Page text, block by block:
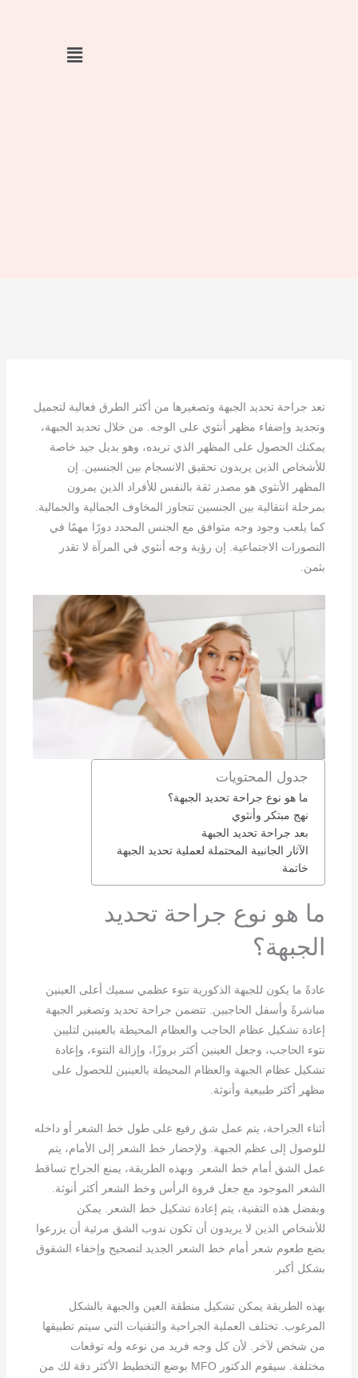
تعد جراحة تحديد الجبهة وتصغيرها من أكثر الطرق فعالية لتجميل
وتجديد وإضفاء مظهر أنثوي على الوجه. من خلال تحديد الجبهة،
يمكنك الحصول على المظهر الذي تريده، وهو بديل جيد خاصة
للأشخاص الذين يريدون تحقيق الانسجام بين الجنسين. إن
المظهر الأنثوي هو مصدر ثقة بالنفس للأفراد الذين يمرون
بمرحلة انتقالية بين الجنسين تتجاوز المخاوف الجمالية والجمالية.
كما يلعب وجود وجه متوافق مع الجنس المحدد دورًا مهمًا في
التصورات الاجتماعية. إن رؤية وجه أنثوي في المرآة لا تقدر
بثمن.
جدول المحتويات
ما هو نوع جراحة تحديد الجبهة؟
نهج مبتكر وأنثوي
بعد جراحة تحديد الجبهة
الآثار الجانبية المحتملة لعملية تحديد الجبهة
خاتمة
ما هو نوع جراحة تحديد
الجبهة؟
عادةً ما يكون للجبهة الذكورية نتوء عظمي سميك أعلى العينين
مباشرةً وأسفل الحاجبين. تتضمن جراحة تحديد وتصغير الجبهة
إعادة تشكيل عظام الحاجب والعظام المحيطة بالعينين لتليين
نتوء الحاجب، وجعل العينين أكثر بروزًا، وإزالة النتوء، وإعادة
تشكيل عظام الجبهة والعظام المحيطة بالعينين للحصول على
مظهر أكثر طبيعية وأنوثة.
أثناء الجراحة، يتم عمل شق رفيع على طول خط الشعر أو داخله
للوصول إلى عظم الجبهة. ولإحضار خط الشعر إلى الأمام، يتم
عمل الشق أمام خط الشعر. وبهذه الطريقة، يمنع الجراح تساقط
الشعر الموجود مع جعل فروة الرأس وخط الشعر أكثر أنوثة.
وبفضل هذه التقنية، يتم إعادة تشكيل خط الشعر. يمكن
للأشخاص الذين لا يريدون أن تكون ندوب الشق مرئية أن يزرعوا
بضع طعوم شعر أمام خط الشعر الجديد لتصحيح وإخفاء الشقوق
بشكل أكبر.
بهذه الطريقة يمكن تشكيل منطقة العين والجبهة بالشكل
المرغوب. تختلف العملية الجراحية والتقنيات التي سيتم تطبيقها
من شخص لآخر. لأن كل وجه فريد من نوعه وله توقعات
مختلفة. سيقوم الدكتور MFO بوضع التخطيط الأكثر دقة لك من